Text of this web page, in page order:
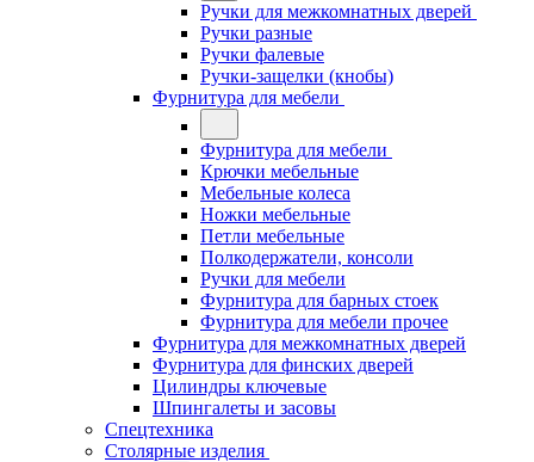
Ручки для межкомнатных дверей
Ручки разные
Ручки фалевые
Ручки-защелки (кнобы)
Фурнитура для мебели
Фурнитура для мебели
Крючки мебельные
Мебельные колеса
Ножки мебельные
Петли мебельные
Полкодержатели, консоли
Ручки для мебели
Фурнитура для барных стоек
Фурнитура для мебели прочее
Фурнитура для межкомнатных дверей
Фурнитура для финских дверей
Цилиндры ключевые
Шпингалеты и засовы
Спецтехника
Столярные изделия